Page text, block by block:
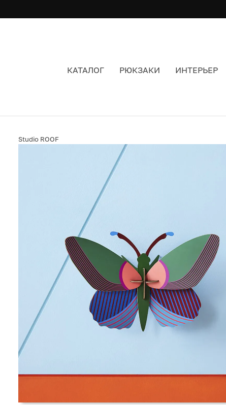
КАТАЛОГ РЮКЗАКИ ИНТЕРЬЕР
Studio ROOF